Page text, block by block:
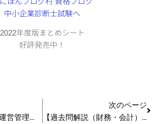
2022年度版まとめシート
好評発売中！
【YouTube連動】運営管理の攻略法 生産管理の学習に役立つ動画集
次のページ
【過去問解説（財務・会計）】H30 第19問 為替予約